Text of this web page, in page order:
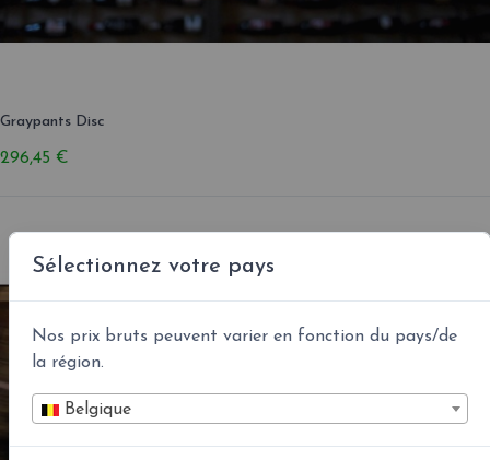
Sélectionnez votre pays
Nos prix bruts peuvent varier en fonction du pays/de
la région.
Belgique
Graypants Disc
296,45 €